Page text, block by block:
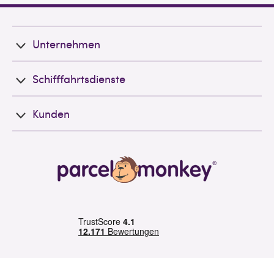
Unternehmen
Schifffahrtsdienste
Kunden